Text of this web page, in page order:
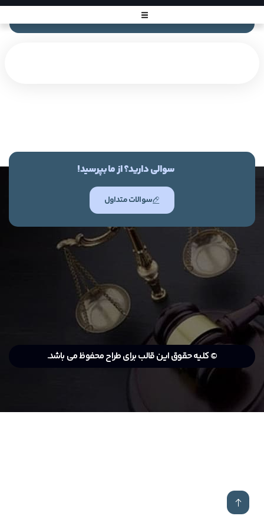
سوالی دارید؟ از ما بپرسید!
سوالات متداول
© کلیه حقوق این قالب برای طراح محفوظ می باشد.